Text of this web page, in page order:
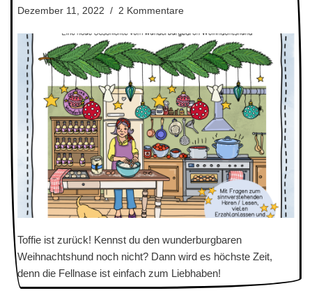
Dezember 11, 2022 2 Kommentare
Toffie ist zurück! Kennst du den wunderburgbaren
Weihnachtshund noch nicht? Dann wird es höchste Zeit,
denn die Fellnase ist einfach zum Liebhaben!